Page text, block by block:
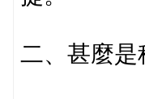
二、甚麼是